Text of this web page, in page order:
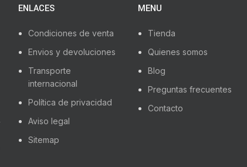
ENLACES
Condiciones de venta
Envios y devoluciones
Transporte
internacional
Política de privacidad
Aviso legal
Sitemap
MENU
Tienda
Quienes somos
Blog
Preguntas frecuentes
Contacto